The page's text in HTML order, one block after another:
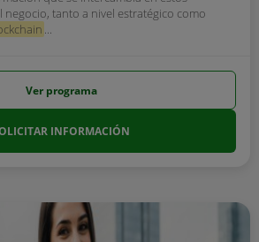
negocio, tanto a nivel estratégico como
...
Ver programa
INFORMACIÓN